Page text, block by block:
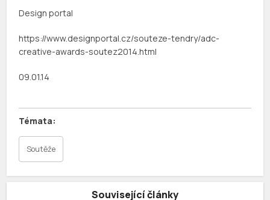
Design portal
https://www.designportal.cz/souteze-tendry/adc-
creative-awards-soutez2014.html
09.01.14
Soutěže
Související články